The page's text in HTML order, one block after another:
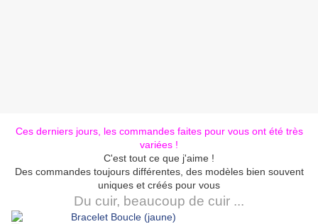
Ces derniers jours, les commandes faites pour vous ont été très
variées !
C'est tout ce que j'aime !
Des commandes toujours différentes, des modèles bien souvent
uniques et créés pour vous
Du cuir, beaucoup de cuir ...